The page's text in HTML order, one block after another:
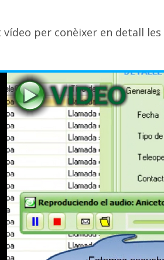
vídeo per conèixer en detall